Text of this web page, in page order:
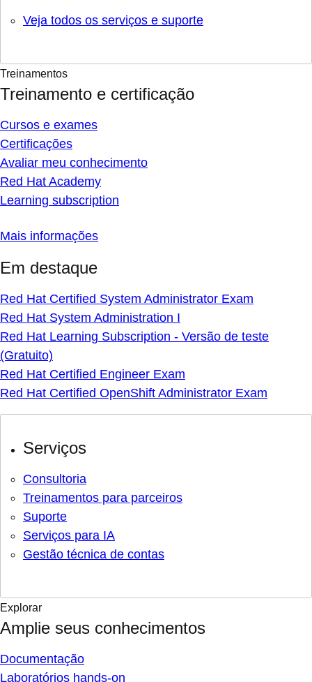
Veja todos os serviços e suporte
Treinamentos
Treinamento e certificação
Cursos e exames
Certificações
Avaliar meu conhecimento
Red Hat Academy
Learning subscription
Mais informações
Em destaque
Red Hat Certified System Administrator Exam
Red Hat System Administration I
Red Hat Learning Subscription - Versão de teste
(Gratuito)
Red Hat Certified Engineer Exam
Red Hat Certified OpenShift Administrator Exam
Serviços
Consultoria
Treinamentos para parceiros
Suporte
Serviços para IA
Gestão técnica de contas
Explorar
Amplie seus conhecimentos
Documentação
Laboratórios hands-on